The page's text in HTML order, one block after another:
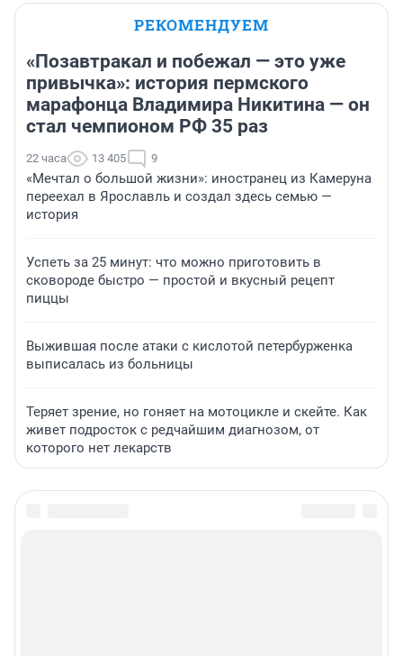
РЕКОМЕНДУЕМ
«Позавтракал и побежал — это уже
привычка»: история пермского
марафонца Владимира Никитина — он
стал чемпионом РФ 35 раз
22 часа 13 405 9
«Мечтал о большой жизни»: иностранец из Камеруна
переехал в Ярославль и создал здесь семью —
история
Успеть за 25 минут: что можно приготовить в
сковороде быстро — простой и вкусный рецепт
пиццы
Выжившая после атаки с кислотой петербурженка
выписалась из больницы
Теряет зрение, но гоняет на мотоцикле и скейте. Как
живет подросток с редчайшим диагнозом, от
которого нет лекарств